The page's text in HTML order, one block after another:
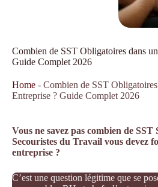
Combien de SST Obligatoires dans
Guide Complet 2026
Home - Combien de SST
Entreprise ? Guide Complet 2026
Vous ne savez pas combien de SST
Secouristes du Travail vous devez
entreprise ?
C’est une question légitime que se